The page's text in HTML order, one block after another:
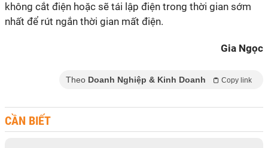
không cắt điện hoặc sẽ tái lập điện trong thời gian sớm
nhất để rút ngắn thời gian mất điện.
Gia Ngọc
Theo Doanh Nghiệp & Kinh Doanh Copy link
CẦN BIẾT